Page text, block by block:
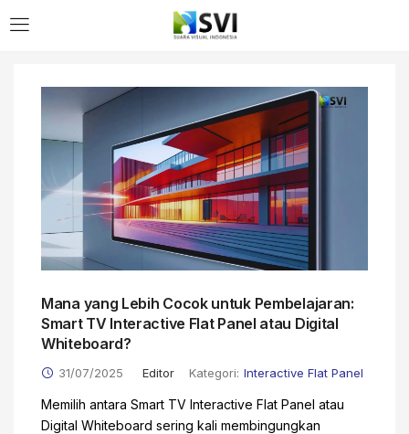
Enter your username and password to login.
Remember me
Login
Mana yang Lebih Cocok untuk Pembelajaran:
Smart TV Interactive Flat Panel atau Digital
Whiteboard?
31/07/2025 Editor Kategori: Interactive Flat Panel
Memilih antara Smart TV Interactive Flat Panel atau
Digital Whiteboard sering kali membingungkan